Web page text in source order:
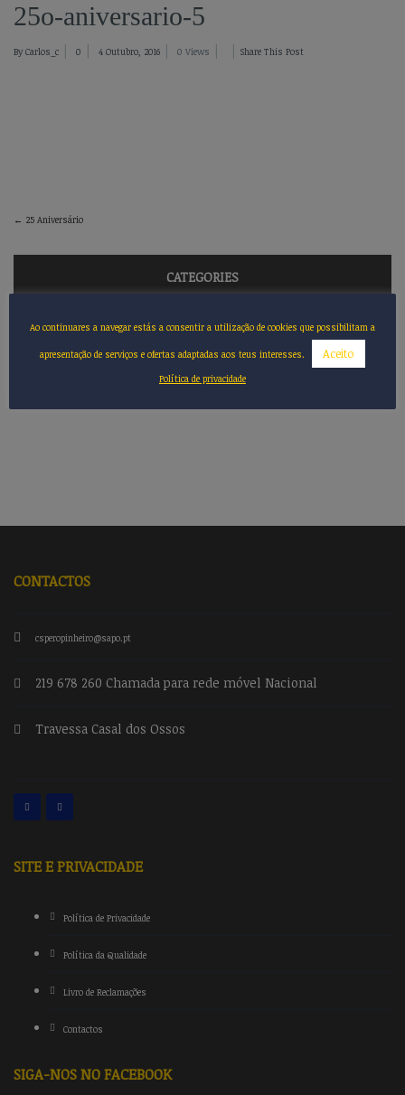
25o-aniversario-5
By Carlos_c 0 4 Outubro, 2016 0 Views Share This Post
← 25 Aniversário
CATEGORIES
CONTACTOS
csperopinheiro@sapo.pt
219 678 260 Chamada para rede móvel Nacional
Travessa Casal dos Ossos
SITE E PRIVACIDADE
Política de Privacidade
Política da Qualidade
Livro de Reclamações
Contactos
SIGA-NOS NO FACEBOOK
Ao continuares a navegar estás a consentir a utilização de cookies que possibilitam a
apresentação de serviços e ofertas adaptadas aos teus interesses. Aceito
Política de privacidade